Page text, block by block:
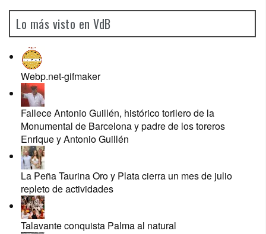
Lo más visto en VdB
Webp.net-gifmaker
Fallece Antonio Guillén, histórico torilero de la
Monumental de Barcelona y padre de los toreros
Enrique y Antonio Guillén
La Peña Taurina Oro y Plata cierra un mes de julio
repleto de actividades
Talavante conquista Palma al natural